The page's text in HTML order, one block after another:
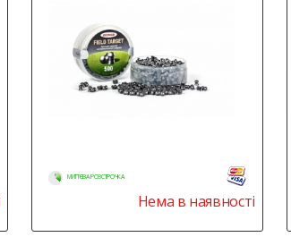
МИТТЄВА РОЗСТРОЧКА
Нема в наявності